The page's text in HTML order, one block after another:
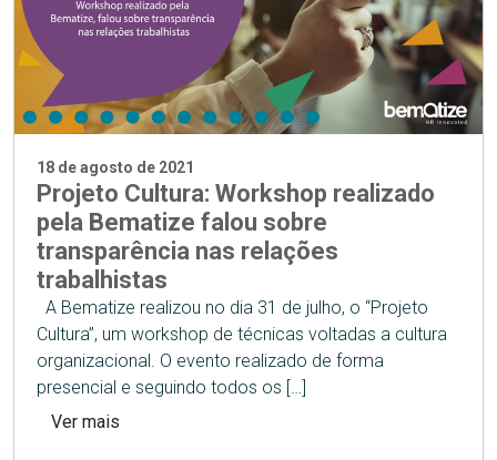
18 de agosto de 2021
Projeto Cultura: Workshop realizado
pela Bematize falou sobre
transparência nas relações
trabalhistas
A Bematize realizou no dia 31 de julho, o “Projeto
Cultura”, um workshop de técnicas voltadas a cultura
organizacional. O evento realizado de forma
presencial e seguindo todos os […]
Ver mais